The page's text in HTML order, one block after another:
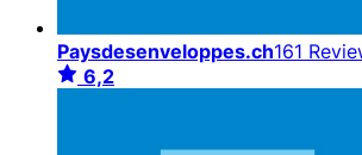
Paysdesenveloppes.ch161
6,2